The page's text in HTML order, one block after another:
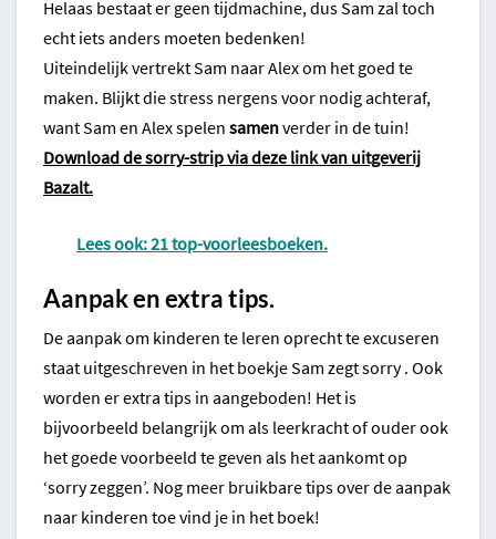
Helaas bestaat er geen tijdmachine, dus Sam zal toch
echt iets anders moeten bedenken!
Uiteindelijk vertrekt Sam naar Alex om het goed te
maken. Blijkt die stress nergens voor nodig achteraf,
want Sam en Alex spelen samenverder in de tuin!
Download de sorry-strip via deze link van uitgeverij
Bazalt.
Lees ook: 21 top-voorleesboeken.
Aanpak en extra tips.
De aanpak om kinderen te leren oprecht te excuseren
staat uitgeschreven in het boekje Sam zegt sorry . Ook
worden er extra tips in aangeboden! Het is
bijvoorbeeld belangrijk om als leerkracht of ouder ook
het goede voorbeeld te geven als het aankomt op
‘sorry zeggen’. Nog meer bruikbare tips over de aanpak
naar kinderen toe vind je in het boek!